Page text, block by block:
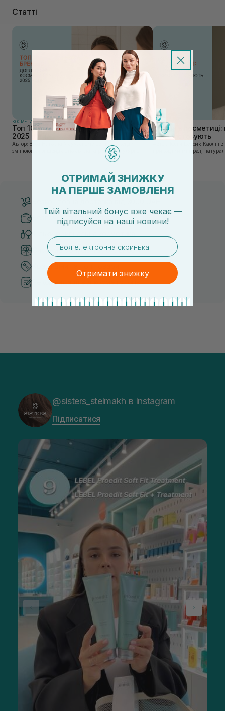
Статті
КОСМЕТИКА
Топ 10 брендів доглядової косметики у
2025 році
Автор: Віка Нагорна У сучасному світі, де тренди
змінюються зі швидкістю світла, а ринок популярної
косметики переповнений новими пропозиціями, вибір
КОСМЕТИКА
Каолін в
використовують
Автор: Юлія Цебрик Каолін в косметології – це
природний мінерал,
Безпечні способи оплати
Система бонусів та лояльності
Кращі ціни та топ товари
Рекомендації від косметологів
@sisters_stelmakh в Instagram
Підписатися
ОТРИМАЙ ЗНИЖКУ
НА ПЕРШЕ ЗАМОВЛЕНЯ
Твій вітальний бонус вже чекає —
підписуйся на наші новини!
email
Отримати знижку